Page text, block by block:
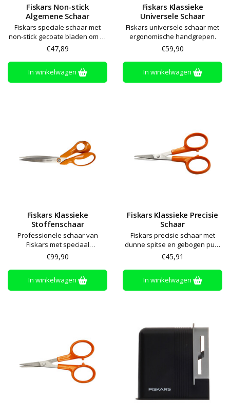
Fiskars Non-stick
Algemene Schaar
Fiskars speciale schaar met
non-stick gecoate bladen om te
voorkomen dat lijm blijft
plakken aan de bladen
€47,89
In winkelwagen
Fiskars Klassieke
Universele Schaar
Fiskars universele schaar met
ergonomische handgrepen.
€59,90
In winkelwagen
Fiskars Klassieke
Stoffenschaar
Professionele schaar van
Fiskars met speciaal
ontworpen, ergonomische
handvaten voor meer comfort
€99,90
In winkelwagen
Fiskars Klassieke Precisie
Schaar
Fiskars precisie schaar met
dunne spitse en gebogen punt
voor ingewikkeld knippen.
Zowel voor rechts- als
linkshandig
€45,91
In winkelwagen